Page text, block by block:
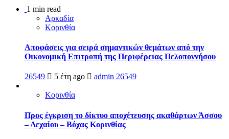
1 min read
Αρκαδία
Κορινθία
Αποφάσεις για σειρά σημαντικών θεμάτων από την
Οικονομική Επιτροπή της Περιφέρειας Πελοποννήσου
26549 5 έτη ago admin 26549
Κορινθία
Προς έγκριση το δίκτυο αποχέτευσης ακαθάρτων Άσσου
– Λεχαίου – Βόχας Κορινθίας